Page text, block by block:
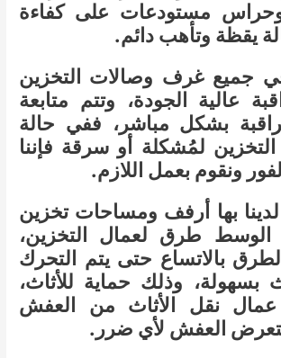
وحراس مستودعات على كفاءة
يقظة وتأهب دائم.
جميع غرف وصالات التخزين
عالية الجودة، وتتم متابعة
بشكل مباشر، ففي حالة
لمُشكلة أو سرقة فإننا
ونقوم بعمل اللازم.
لدينا بها أرفف ومساحات تخزين
الوسط طرق لعمال التخزين،
بالاتساع حتى يتم التحرك
بسهولة، وذلك حماية للأثاث،
عمال نقل الأثاث من العفش
العفش لأي ضرر.